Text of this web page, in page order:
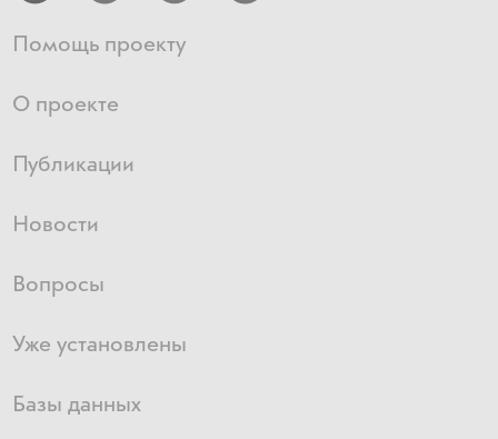
Помощь проекту
О проекте
Публикации
Новости
Вопросы
Уже установлены
Базы данных